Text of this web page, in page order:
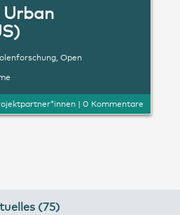
Open
| 0 Kommentare
(75)